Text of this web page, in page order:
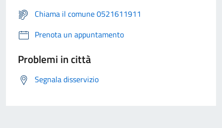
Chiama il comune 0521611911
Prenota un appuntamento
Problemi in città
Segnala disservizio